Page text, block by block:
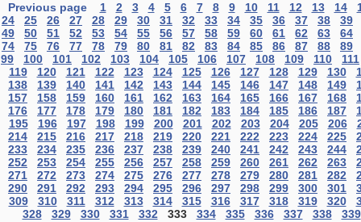
Previous page 1 2 3 4 5 6 7 8 9 10 11 12 13 14
24
25 26 27 28 29 30 31 32 33 34 35 36 37 38
39
49
50 51 52 53 54 55 56 57 58 59 60 61 62 63
64
74
75 76 77 78 79 80 81 82 83 84 85 86 87 88
89
99
100 101 102 103 104 105 106 107 108 109 110
111
119
120 121 122 123 124 125 126 127 128 129 130
138
139 140 141 142 143 144 145 146 147 148 149
157
158 159 160 161 162 163 164 165 166 167 168
176
177 178 179 180 181 182 183 184 185 186 187
195
196 197 198 199 200 201 202 203 204 205 206
214
215 216 217 218 219 220 221 222 223 224 225
233
234 235 236 237 238 239 240 241 242 243 244
252
253 254 255 256 257 258 259 260 261 262 263
271
272 273 274 275 276 277 278 279 280 281 282
290
291 292 293 294 295 296 297 298 299 300 301
309
310 311 312 313 314 315 316 317 318 319 320
328
329 330 331 332 333 334 335 336 337 338 339